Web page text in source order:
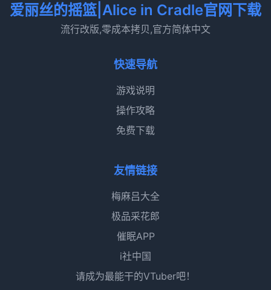
爱丽丝的摇篮|Alice in Cradle官网下载
流行改版,零成本拷贝,官方简体中文
快速导航
游戏说明
操作攻略
免费下载
友情链接
梅麻吕大全
极品采花郎
催眠APP
i社中国
请成为最能干的VTuber吧！